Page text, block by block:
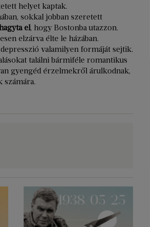
helyet kaptak.
sokkal jobban szeretett
el, hogy Bostonba utazzon.
elzárva élte le házában.
valamilyen formáját sejtik.
találni bármiféle romantikus
gyengéd érzelmekről árulkodnak,
számára.